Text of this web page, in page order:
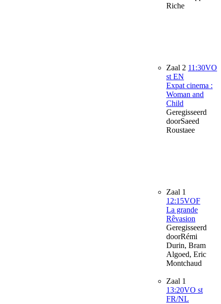
Riche
Zaal 2 11:30VO
st EN
Expat cinema :
Woman and
Child
Geregisseerd
doorSaeed
Roustaee
Zaal 1
12:15VOF
La grande
Rêvasion
Geregisseerd
doorRémi
Durin, Bram
Algoed, Eric
Montchaud
Zaal 1
13:20VO st
FR/NL